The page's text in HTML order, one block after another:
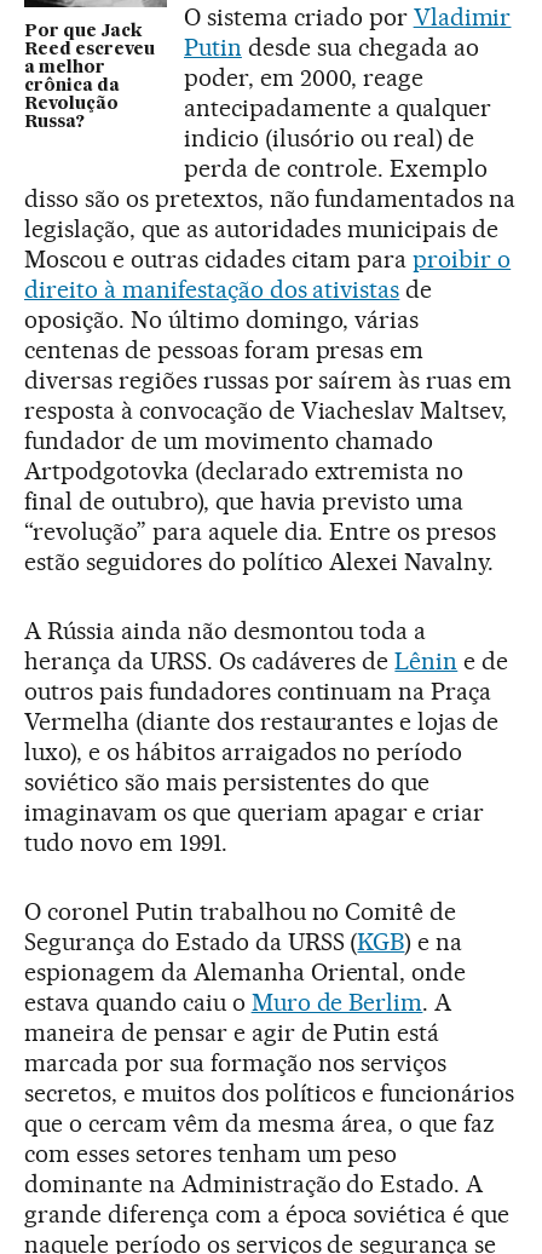
Por que Jack
Reed escreveu
a melhor
crônica da
Revolução
Russa?
O sistema criado por Vladimir
Putin desde sua chegada ao
poder, em 2000, reage
antecipadamente a qualquer
indicio (ilusório ou real) de
perda de controle. Exemplo
disso são os pretextos, não fundamentados na
legislação, que as autoridades municipais de
Moscou e outras cidades citam paraproibir o
direito à manifestação dos ativistas de
oposição. No último domingo, várias
centenas de pessoas foram presas em
diversas regiões russas por saírem às ruas em
resposta à convocação de Viacheslav Maltsev,
fundador de um movimento chamado
Artpodgotovka (declarado extremista no
final de outubro), que havia previsto uma
“revolução” para aquele dia. Entre os presos
estão seguidores do político Alexei Navalny.
A Rússia ainda não desmontou toda a
herança da URSS. Os cadáveres deLênin e de
outros pais fundadores continuam na Praça
Vermelha (diante dos restaurantes e lojas de
luxo), e os hábitos arraigados no período
soviético são mais persistentes do que
imaginavam os que queriam apagar e criar
tudo novo em 1991.
O coronel Putin trabalhou no Comitê de
Segurança do Estado da URSS (KGB) e na
espionagem da Alemanha Oriental, onde
estava quando caiu o Muro de Berlim. A
maneira de pensar e agir de Putin está
marcada por sua formação nos serviços
secretos, e muitos dos políticos e funcionários
que o cercam vêm da mesma área, o que faz
com esses setores tenham um peso
dominante na Administração do Estado. A
grande diferença com a época soviética é que
naquele período os serviços de segurança se